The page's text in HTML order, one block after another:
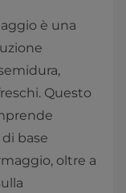
è una
Questo
base
oltre a